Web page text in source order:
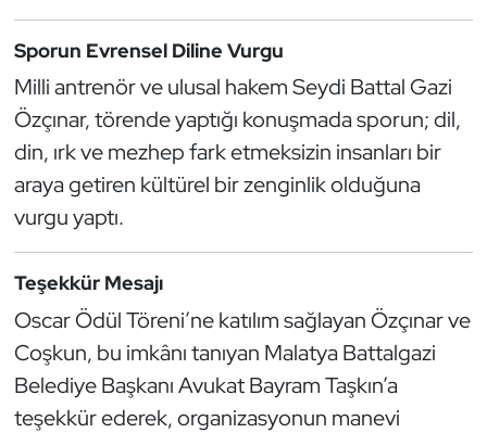
Sporun Evrensel Diline Vurgu
Milli antrenör ve ulusal hakem Seydi Battal Gazi
Özçınar, törende yaptığı konuşmada sporun; dil,
din, ırk ve mezhep fark etmeksizin insanları bir
araya getiren kültürel bir zenginlik olduğuna
vurgu yaptı.
Teşekkür Mesajı
Oscar Ödül Töreni’ne katılım sağlayan Özçınar ve
Coşkun, bu imkânı tanıyan Malatya Battalgazi
Belediye Başkanı Avukat Bayram Taşkın’a
teşekkür ederek, organizasyonun manevi
Futsal
Golf
Güreş
Hava Sporları
Hentbol
İşitme Engelli Sporcular